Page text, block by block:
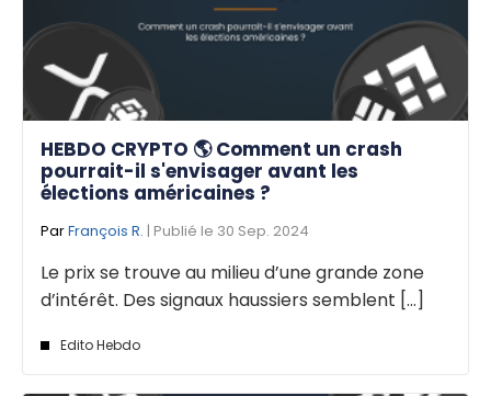
HEBDO CRYPTO 🌎 Comment un crash
pourrait-il s'envisager avant les
élections américaines ?
ParFrançois R. | Publié le 30 Sep. 2024
Le prix se trouve au milieu d’une grande zone
d’intérêt. Des signaux haussiers semblent [...]
Edito Hebdo